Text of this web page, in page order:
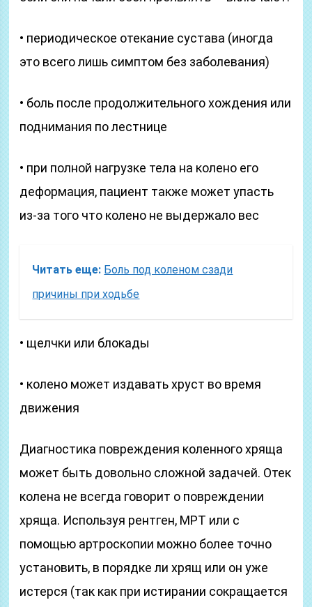
• периодическое отекание сустава (иногда
это всего лишь симптом без заболевания)
• боль после продолжительного хождения или
поднимания по лестнице
• при полной нагрузке тела на колено его
деформация, пациент также может упасть
из-за того что колено не выдержало вес
Читать еще: Боль под коленом сзади
причины при ходьбе
• щелчки или блокады
• колено может издавать хруст во время
движения
Диагностика повреждения коленного хряща
может быть довольно сложной задачей. Отек
колена не всегда говорит о повреждении
хряща. Используя рентген, МРТ или с
помощью артроскопии можно более точно
установить, в порядке ли хрящ или он уже
истерся (так как при истирании сокращается